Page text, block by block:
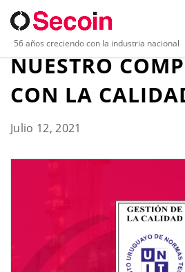
56 años creciendo con la industria nacional
ISO-9001:
NUESTRO
CON LA
Julio 12, 2021